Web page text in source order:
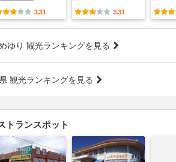
3.31 3.31
ゆり 観光ランキングを見る
観光ランキングを見る
トランスポット